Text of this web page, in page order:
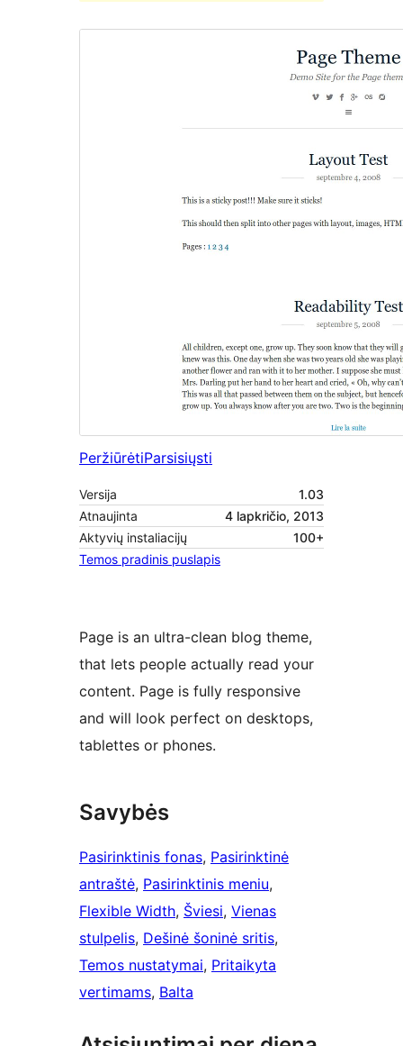
PeržiūrėtiParsisiųsti
Versija
1.03
Atnaujinta
4 lapkričio, 2013
Aktyvių instaliacijų
100+
Temos pradinis puslapis
Page is an ultra-clean blog theme,
that lets people actually read your
content. Page is fully responsive
and will look perfect on desktops,
tablettes or phones.
Savybės
Pasirinktinis fonas, Pasirinktinė
antraštė, Pasirinktinis meniu
Flexible Width, Šviesi, Vienas
stulpelis, Dešinė šoninė sritis
Temos nustatymai, Pritaikyta
vertimams, Balta